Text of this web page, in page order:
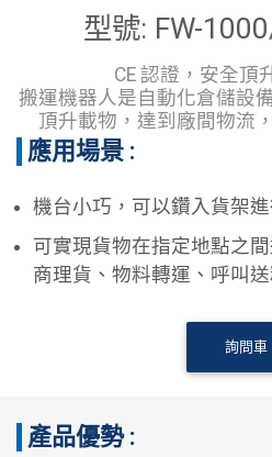
型號: FW-
CE 認證，安全頂
搬運機器人是自動化倉儲設
頂升載物，達到廠間物流
應用場景 :
機台小巧，可以鑽入貨架
可實現貨物在指定地點之
商理貨、物料轉運、呼叫送
詢問車
產品優勢 :